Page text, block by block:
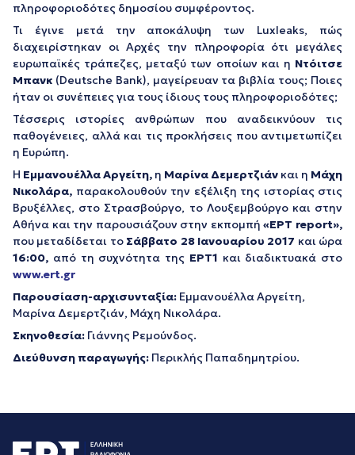
πληροφοριοδότες δημοσίου συμφέροντος.
Τι έγινε μετά την αποκάλυψη των Luxleaks, πώς
διαχειρίστηκαν οι Αρχές την πληροφορία ότι μεγάλες
ευρωπαϊκές τράπεζες, μεταξύ των οποίων και η Ντόιτσε
Μπανκ (Deutsche Bank), μαγείρευαν τα βιβλία τους; Ποιες
ήταν οι συνέπειες για τους ίδιους τους πληροφοριοδότες;
Τέσσερις ιστορίες ανθρώπων που αναδεικνύουν τις
παθογένειες, αλλά και τις προκλήσεις που αντιμετωπίζει
η Ευρώπη.
Η Εμμανουέλλα Αργείτη, η Μαρίνα Δεμερτζιάν και η Μάχη
Νικολάρα, παρακολουθούν την εξέλιξη της ιστορίας στις
Βρυξέλλες, στο Στρασβούργο, το Λουξεμβούργο και στην
Αθήνα και την παρουσιάζουν στην εκπομπή«ΕΡΤ report»,
που μεταδίδεται το Σάββατο 28 Ιανουαρίου 2017 και ώρα
16:00, από τη συχνότητα της ΕΡΤ1 και διαδικτυακά στο
www.ert.gr
Παρουσίαση-αρχισυνταξία: Εμμανουέλλα Αργείτη,
Μαρίνα Δεμερτζιάν, Μάχη Νικολάρα.
Σκηνοθεσία: Γιάννης Ρεμούνδος.
Διεύθυνση παραγωγής: Περικλής Παπαδημητρίου.